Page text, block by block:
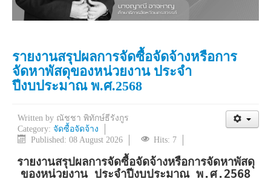
รายงานสรุปผลการจัดซื้อจัดจ้างหรือการ
จัดหาพัสดุของหน่วยงาน ประจำ
ปีงบประมาณ พ.ศ.2568
Written by ณัชชา พิทักษ์ธีรังกูร
Category: จัดซื้อจัดจ้าง
Published: 08 August 2026
Hits: 7
รายงานสรุปผลการจัดซื้อจัดจ้างหรือการจัดหาพัสดุ
ของหน่วยงาน ประจำปีงบประมาณ พ.ศ.2568